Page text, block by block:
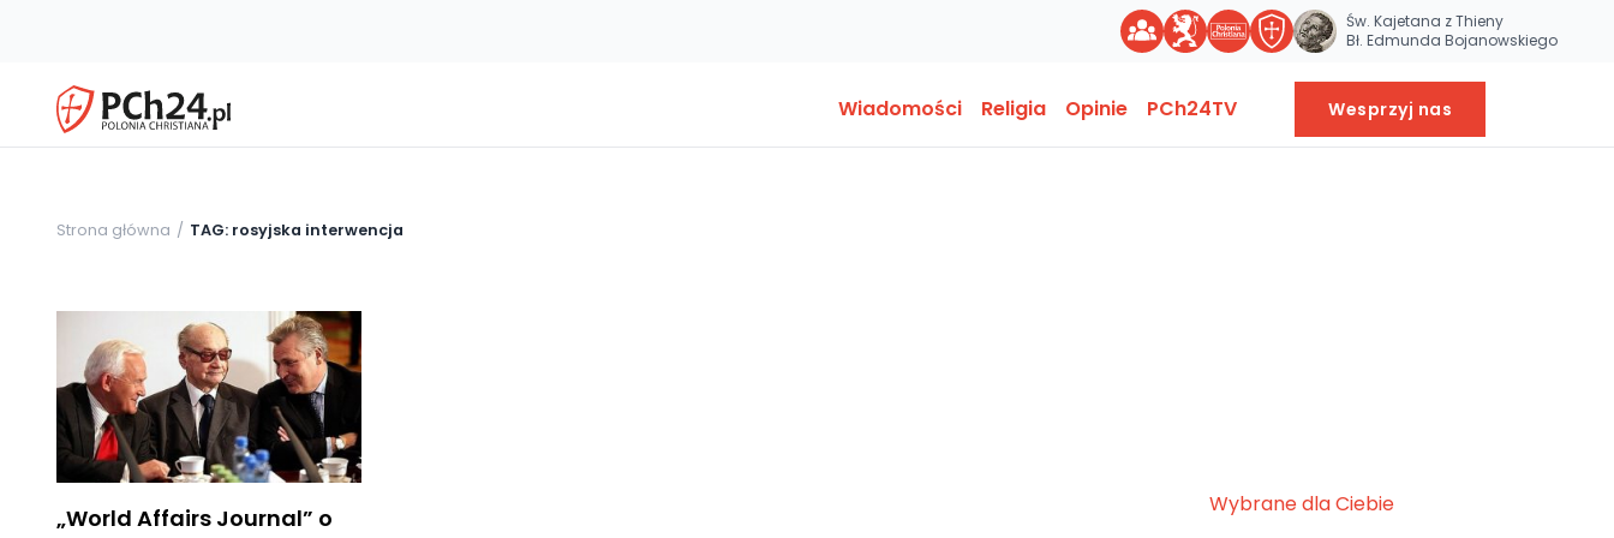
Św. Kajetana z Thieny
Bł. Edmunda Bojanowskiego
Wiadomości Religia Opinie PCh24TV Wesprzyj nas
Strona główna TAG: rosyjska interwencja
„World Affairs Journal” o
Wybrane dla Ciebie